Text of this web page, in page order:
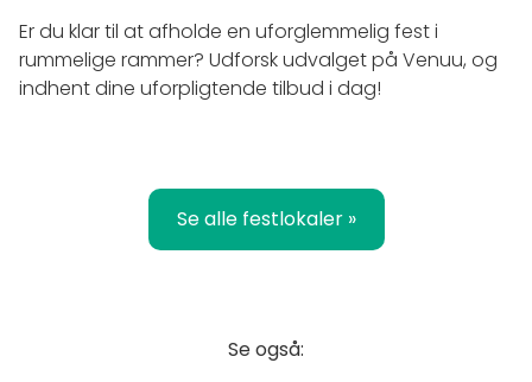
Er du klar til at afholde en uforglemmelig fest i
rummelige rammer? Udforsk udvalget på Venuu, og
indhent dine uforpligtende tilbud i dag!
Se alle festlokaler »
Se også: